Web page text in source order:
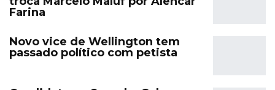
Farina
Novo vice de Wellington tem
passado político com petista